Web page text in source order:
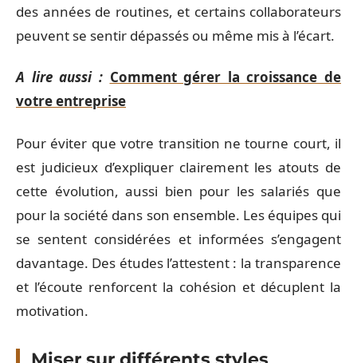
des années de routines, et certains collaborateurs
peuvent se sentir dépassés ou même mis à l’écart.
A lire aussi : Comment gérer la croissance de
votre entreprise
Pour éviter que votre transition ne tourne court, il
est judicieux d’expliquer clairement les atouts de
cette évolution, aussi bien pour les salariés que
pour la société dans son ensemble. Les équipes qui
se sentent considérées et informées s’engagent
davantage. Des études l’attestent : la transparence
et l’écoute renforcent la cohésion et décuplent la
motivation.